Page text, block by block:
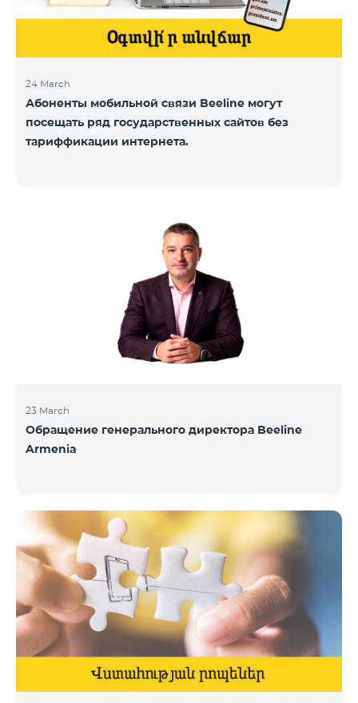
24 March
Абоненты мобильной связи Beeline могут
посещать ряд государственных сайтов без
тариффикации интернета.
23 March
Обращение генерального директора Beeline
Armenia